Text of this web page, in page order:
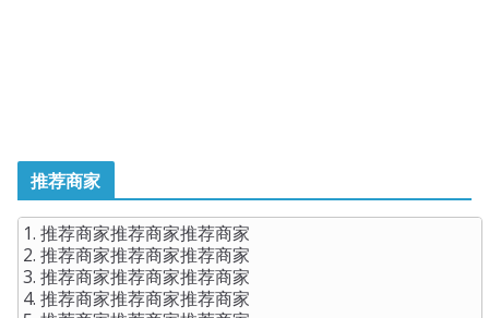
推荐商家